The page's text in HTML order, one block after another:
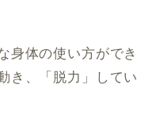
身体の使い方ができ
き、「脱力」してい